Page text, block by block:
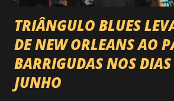
TRIÂNGULO BLUES
DE NEW ORLEANS AO
BARRIGUDAS NOS
JUNHO